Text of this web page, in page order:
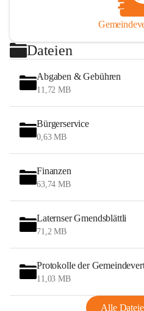
Dateien
Abgaben & Gebühren
11,72 MB
Bürgerservice
0,63 MB
Finanzen
63,74 MB
Laternser Gmendsblättli
71,2 MB
Protokolle der
11,03 MB
Alle